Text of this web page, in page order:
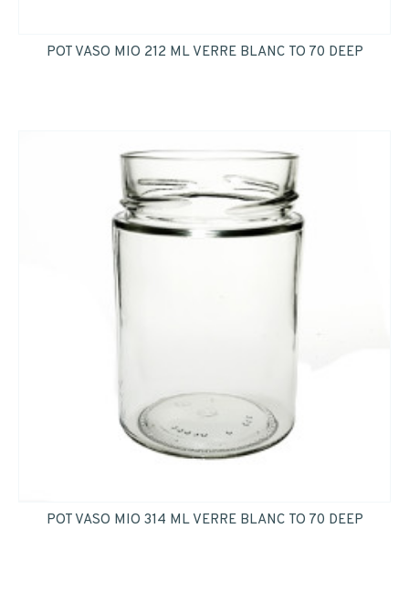
POT VASO MIO 212 ML VERRE BLANC TO 70 DEEP
POT VASO MIO 314 ML VERRE BLANC TO 70 DEEP